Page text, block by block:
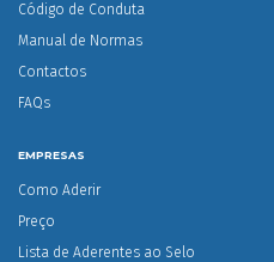
Código de Conduta
Manual de Normas
Contactos
FAQs
EMPRESAS
Como Aderir
Preço
Lista de Aderentes ao Selo